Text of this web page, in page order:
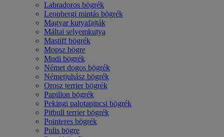
Labradoros bögrék
Leonbergi mintás bögrék
Magyar kutyafajták
Máltai selyemkutya
Mastiff bögrék
Mopsz bögre
Mudi bögrék
Német dogos bögrék
Németjuhász bögrék
Orosz terrier bögrék
Papillon bögrék
Pekingi palotapincsi bögrék
Pitbull terrier bögrék
Pointeres bögrék
Pulis bögre